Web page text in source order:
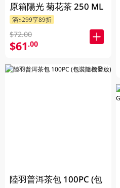
原箱陽光 菊花茶 250 ML
滿$299享89折
$72.00
$61.00
陸羽普洱茶包 100PC (包